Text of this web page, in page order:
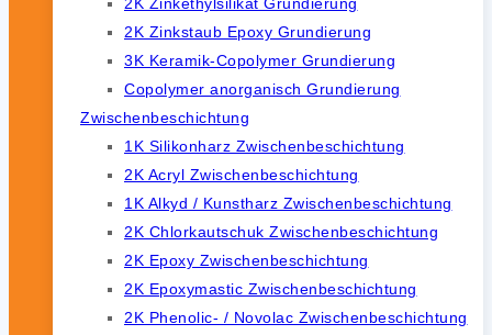
2K Zinkstaub Epoxy Grundierung
3K Keramik-Copolymer Grundierung
Copolymer anorganisch Grundierung
Zwischenbeschichtung
1K Silikonharz Zwischenbeschichtung
2K Acryl Zwischenbeschichtung
1K Alkyd / Kunstharz Zwischenbeschichtung
2K Chlorkautschuk Zwischenbeschichtung
2K Epoxy Zwischenbeschichtung
2K Epoxymastic Zwischenbeschichtung
2K Phenolic- / Novolac Zwischenbeschichtung